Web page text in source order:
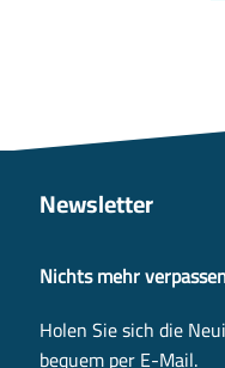
Newsletter
Nichts mehr
Holen Sie sich die
bequem per E-Mail.